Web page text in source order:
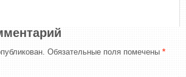
Обязательные поля помечены *